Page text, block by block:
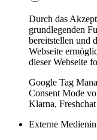
Durch das
grundlegenden
bereitstellen und
Webseite
dieser Webseite
Google Tag
Consent Mode
Klarna, Freshchat
Externe